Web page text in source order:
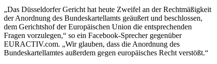
„Das Düsseldorfer Gericht hat heute Zweifel an der Rechtmäßigkeit
der Anordnung des Bundeskartellamts geäußert und beschlossen,
dem Gerichtshof der Europäischen Union die entsprechenden
Fragen vorzulegen,“ so ein Facebook-Sprecher gegenüber
EURACTIV.com. „Wir glauben, dass die Anordnung des
Bundeskartellamtes außerdem gegen europäisches Recht verstößt.“